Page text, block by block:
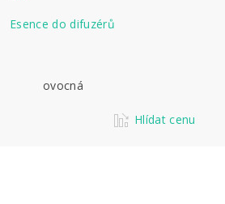
Esence do difuzérů
ovocná
Hlídat cenu